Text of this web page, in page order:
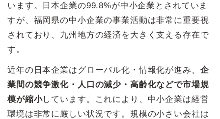
います。日本企業の99.8%が中小企業とされていま
すが、福岡県の中小企業の事業活動は非常に重要視
されており、九州地方の経済を大きく支える存在で
す。
近年の日本企業はグローバル化・情報化が進み、 企
業間の競争激化・人口の減少・高齢化などで市場規
模が縮小しています。これにより、中小企業は経営
環境は非常に厳しい状況です。規模の小さい会社は